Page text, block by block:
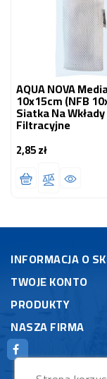
AQUA NOVA
10x15cm (NFB
Siatka Na Wkłady
Filtracyjne
2,85 złCena
INFORMACJA O
TWOJE KONTO
PRODUKTY
NASZA FIRMA